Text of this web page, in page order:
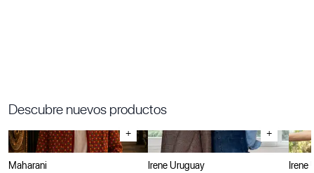
Descubre nuevos productos
+
Maharani
+
Irene Uruguay
Irene